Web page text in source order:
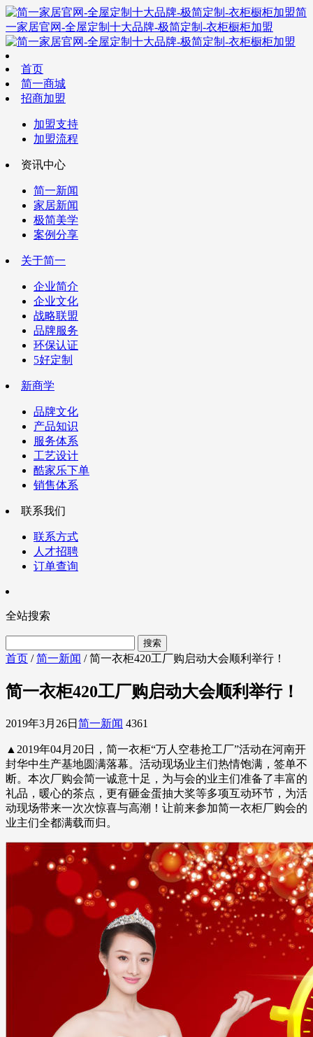
简
一家居官网-全屋定制十大品牌-极简定制-衣柜橱柜加盟
首页
简一商城
招商加盟
加盟支持
加盟流程
资讯中心
简一新闻
家居新闻
极简美学
案例分享
关于简一
企业简介
企业文化
战略联盟
品牌服务
环保认证
5好定制
新商学
品牌文化
产品知识
服务体系
工艺设计
酷家乐下单
销售体系
联系我们
联系方式
人才招聘
订单查询
全站搜索
首页 /简一新闻 / 简一衣柜420工厂购启动大会顺利举行！
简一衣柜420工厂购启动大会顺利举行！
2019年3月26日 简一新闻 4361
▲2019年04月20日，简一衣柜“万人空巷抢工厂”活动在河南开
封华中生产基地圆满落幕。活动现场业主们热情饱满，签单不
断。本次厂购会简一诚意十足，为与会的业主们准备了丰富的
礼品，暖心的茶点，更有砸金蛋抽大奖等多项互动环节，为活
动现场带来一次次惊喜与高潮！让前来参加简一衣柜厂购会的
业主们全都满载而归。